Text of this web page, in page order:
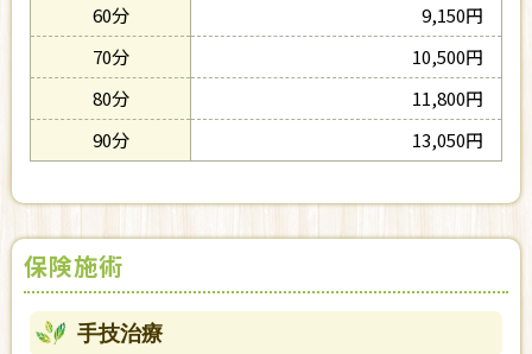
60分
9,150円
70分
10,500円
80分
11,800円
90分
13,050円
保険施術
手技治療